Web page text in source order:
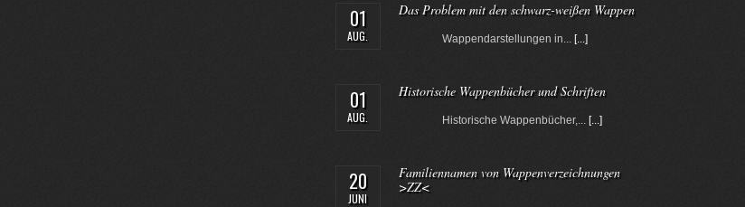
01
AUG.
Das Problem mit den schwarz-weißen Wappen
Wappendarstellungen in... [...]
01
AUG.
Historische Wappenbücher und Schriften
Historische Wappenbücher,... [...]
20
JUNI
Familiennamen von Wappenverzeichnungen
>ZZ<